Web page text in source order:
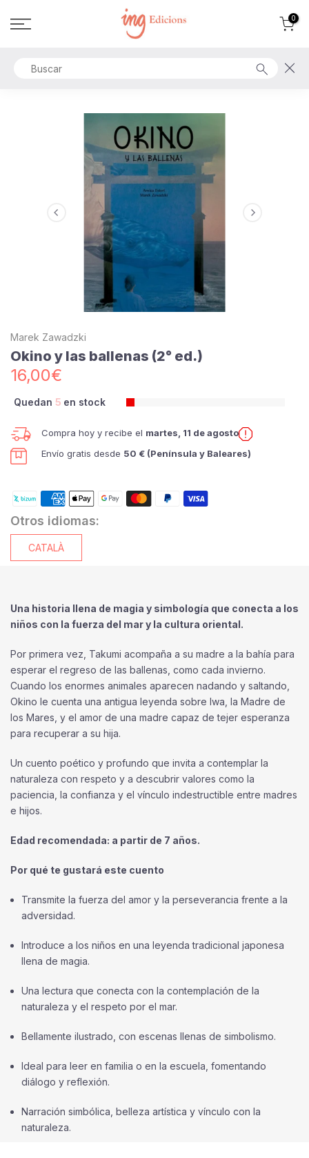
al
0
Marek Zawadzki
Okino y las ballenas (2° ed.)
16,00€
Quedan 5 en stock
Compra hoy y recibe el martes, 11 de agosto
Envío gratis desde 50 € (Península y Baleares)
Otros idiomas:
CATALÀ
Una historia llena de magia y simbología que conecta a los
niños con la fuerza del mar y la cultura oriental.
Por primera vez, Takumi acompaña a su madre a la bahía para
esperar el regreso de las ballenas, como cada invierno.
Cuando los enormes animales aparecen nadando y saltando,
Okino le cuenta una antigua leyenda sobre Iwa, la Madre de
los Mares, y el amor de una madre capaz de tejer esperanza
para recuperar a su hija.
Un cuento poético y profundo que invita a contemplar la
naturaleza con respeto y a descubrir valores como la
paciencia, la confianza y el vínculo indestructible entre madres
e hijos.
Edad recomendada: a partir de 7 años.
Por qué te gustará este cuento
Transmite la fuerza del amor y la perseverancia frente a la
adversidad.
Introduce a los niños en una leyenda tradicional japonesa
llena de magia.
Una lectura que conecta con la contemplación de la
naturaleza y el respeto por el mar.
Bellamente ilustrado, con escenas llenas de simbolismo.
Ideal para leer en familia o en la escuela, fomentando
diálogo y reflexión.
Narración simbólica, belleza artística y vínculo con la
naturaleza.